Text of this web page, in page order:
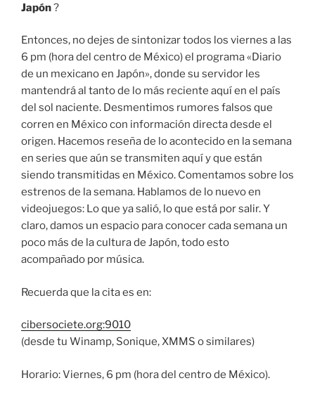
Japón?
Entonces, no dejes de sintonizar todos los viernes a las
6 pm (hora del centro de México) el programa «Diario
de un mexicano en Japón», donde su servidor les
mantendrá al tanto de lo más reciente aquí en el país
del sol naciente. Desmentimos rumores falsos que
corren en México con información directa desde el
origen. Hacemos reseña de lo acontecido en la semana
en series que aún se transmiten aquí y que están
siendo transmitidas en México. Comentamos sobre los
estrenos de la semana. Hablamos de lo nuevo en
videojuegos: Lo que ya salió, lo que está por salir. Y
claro, damos un espacio para conocer cada semana un
poco más de la cultura de Japón, todo esto
acompañado por música.
Recuerda que la cita es en:
cibersociete.org:9010
(desde tu Winamp, Sonique, XMMS o similares)
Horario: Viernes, 6 pm (hora del centro de México).